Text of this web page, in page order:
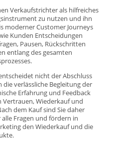
Verkaufstrichter als hilfreiches
zu nutzen und ihn
moderner Customer Journeys
Kunden Entscheidungen
Pausen, Rückschritten
entlang des gesamten
nicht der Abschluss
verlässliche Begleitung der
Erfahrung und Feedback
Wiederkauf und
dem Kauf sind Sie daher
Fragen und fördern in
den Wiederkauf und die